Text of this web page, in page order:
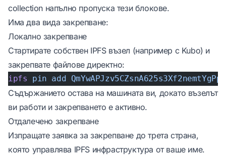
collection напълно пропуска тези блокове.
Има два вида закрепване:
Локално закрепване
Стартирате собствен IPFS възел (например с Kubo) и
закрепвате файлове директно:
ipfs pin add
Съдържанието остава на машината ви, докато възелът
ви работи и закрепването е активно.
Отдалечено закрепване
Изпращате заявка за закрепване до трета страна,
която управлява IPFS инфраструктура от ваше име.